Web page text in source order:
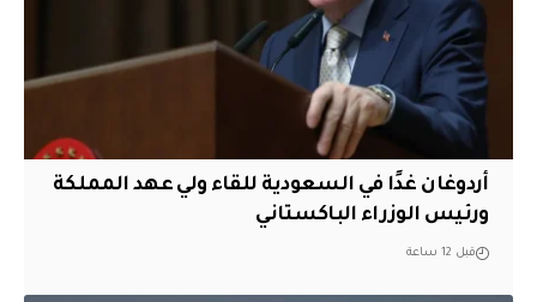
أردوغان غدًا في السعودية للقاء ولي عهد المملكة
ورئيس الوزراء الباكستاني
قبل 12 ساعة